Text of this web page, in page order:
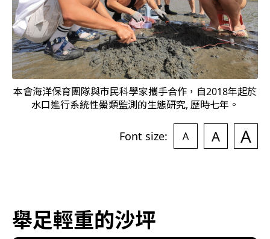
本會海洋保育團隊與市民科學家攜手合作，自2018年起於
水口進行系統性鱟類監測的生態研究, 歷時七年。
Font size: A A A
舉足輕重的沙坪